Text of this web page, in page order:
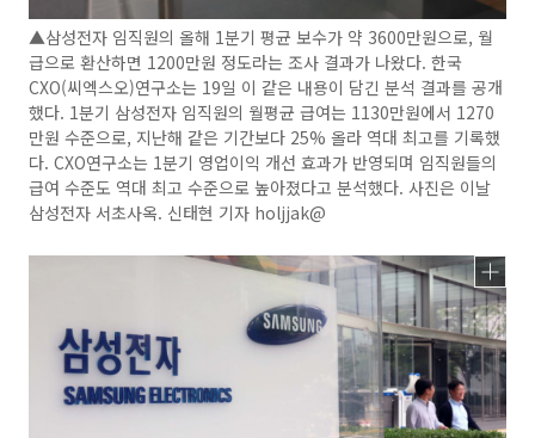
▲삼성전자 임직원의 올해 1분기 평균 보수가 약 3600만원으로, 월
급으로 환산하면 1200만원 정도라는 조사 결과가 나왔다. 한국
CXO(씨엑스오)연구소는 19일 이 같은 내용이 담긴 분석 결과를 공개
했다. 1분기 삼성전자 임직원의 월평균 급여는 1130만원에서 1270
만원 수준으로, 지난해 같은 기간보다 25% 올라 역대 최고를 기록했
다. CXO연구소는 1분기 영업이익 개선 효과가 반영되며 임직원들의
급여 수준도 역대 최고 수준으로 높아졌다고 분석했다. 사진은 이날
삼성전자 서초사옥. 신태현 기자 holjjak@